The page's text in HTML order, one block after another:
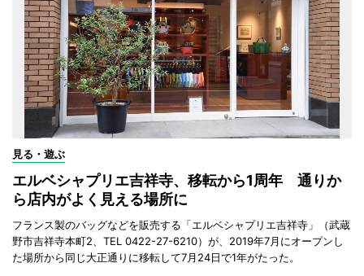
見る・遊ぶ
エルベシャプリエ吉祥寺、移転から1周年 通りか
ら店内がよく見える場所に
フランス製のバッグなどを販売する「エルベシャプリエ吉祥寺」（武蔵
野市吉祥寺本町2、TEL 0422-27-6210）が、2019年7月にオープンし
た場所から同じ大正通りに移転して7月24日で1年がたった。